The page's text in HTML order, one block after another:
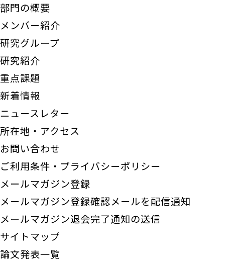
部門の概要
メンバー紹介
研究グループ
研究紹介
重点課題
新着情報
ニュースレター
所在地・アクセス
お問い合わせ
ご利用条件・プライバシーポリシー
メールマガジン登録
メールマガジン登録確認メールを配信通知
メールマガジン退会完了通知の送信
サイトマップ
論文発表一覧